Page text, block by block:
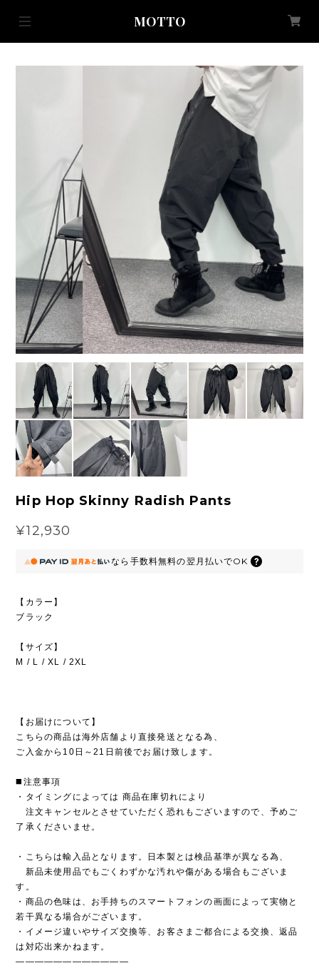
MOTTO
Hip Hop Skinny Radish Pants
¥12,930
なら 手数料無料の翌月払いでOK
【カラー】
ブラック
【サイズ】
M / L / XL / 2XL
【お届けについて】
こちらの商品は海外店舗より直接発送となる為、
ご入金から10日～21日前後でお届け致します。
◼️注意事項
・タイミングによっては 商品在庫切れにより
注文キャンセルとさせていただく恐れもございますので、予めご
了承くださいませ。
・こちらは輸入品となります。日本製とは検品基準が異なる為、
新品未使用品でもごくわずかな汚れや傷がある場合もございま
す。
・商品の色味は、お手持ちのスマートフォンの画面によって実物と
若干異なる場合がございます。
・イメージ違いやサイズ交換等、お客さまご都合による交換、返品
は対応出来かねます。
————————————